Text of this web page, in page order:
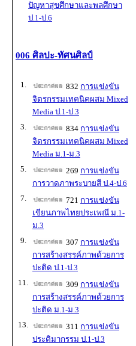
ปัญหาสุขศึกษาและพลศึกษา
ป.1-ป.6
006 ศิลปะ-ทัศนศิลป์
1. 832 การแข่งขัน
จิตรกรรมเทคนิคผสม Mixed
Media ป.1-ป.3
3.
834 การแข่งขัน
จิตรกรรมเทคนิคผสม Mixed
Media ม.1-ม.3
5. 269 การแข่งขัน
การวาดภาพระบายสี ป.4-ป.6
7.
721 การแข่งขัน
เขียนภาพไทยประเพณี ม.1-
ม.3
9.
307 การแข่งขัน
การสร้างสรรค์ภาพด้วยการ
ปะติด ป.1-ป.3
11.
309 การแข่งขัน
การสร้างสรรค์ภาพด้วยการ
ปะติด ม.1-ม.3
13. 311 การแข่งขัน
ประติมากรรม ป.1-ป.3